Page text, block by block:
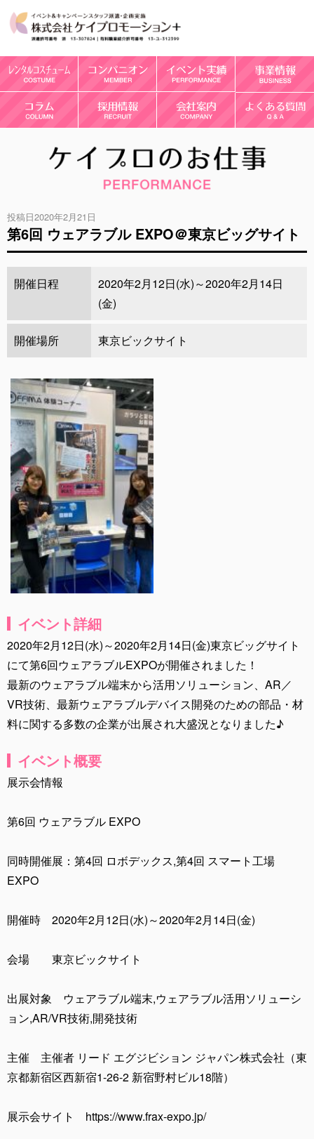
投稿日2020年2月21日
第6回 ウェアラブル EXPO＠東京ビッグサイト
開催日程
2020年2月12日(水)～2020年2月14日
(金)
開催場所 東京ビックサイト
イベント詳細
2020年2月12日(水)～2020年2月14日(金)東京ビッグサイト
にて第6回ウェアラブルEXPOが開催されました！
最新のウェアラブル端末から活用ソリューション、AR／
VR技術、最新ウェアラブルデバイス開発のための部品・材
料に関する多数の企業が出展され大盛況となりました♪
イベント概要
展示会情報
第6回 ウェアラブル EXPO
同時開催展：第4回 ロボデックス,第4回 スマート工場
EXPO
開催時 2020年2月12日(水)～2020年2月14日(金)
会場 東京ビックサイト
出展対象 ウェアラブル端末,ウェアラブル活用ソリューシ
ョン,AR/VR技術,開発技術
主催 主催者 リード エグジビション ジャパン株式会社（東
京都新宿区西新宿1-26-2 新宿野村ビル18階）
展示会サイト https://www.frax-expo.jp/